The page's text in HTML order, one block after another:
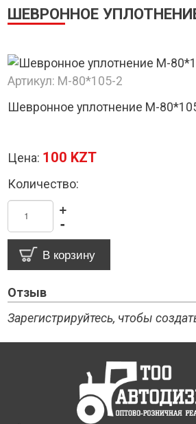
ШЕВРОННОЕ
Артикул: М-80*105-2
Шевронное уплотнение М-
Цена: 100 KZT
Количество:
-
+
Отзыв
Зарегистрируйтесь, чтобы